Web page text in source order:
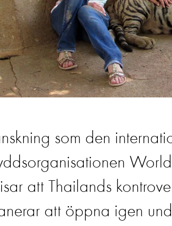
som den
att Thailands
att öppna igen